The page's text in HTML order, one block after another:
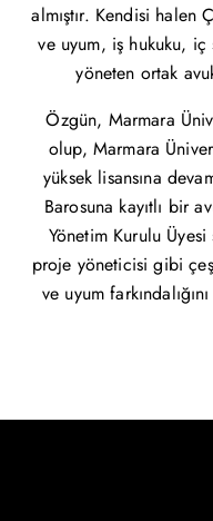
almıştır. Kendisi halen
ve uyum, iş hukuku, iç
yöneten ortak
Özgün, Marmara
olup, Marmara
yüksek lisansına
Barosuna kayıtlı bir
Yönetim Kurulu Üyesi
proje yöneticisi gibi
ve uyum